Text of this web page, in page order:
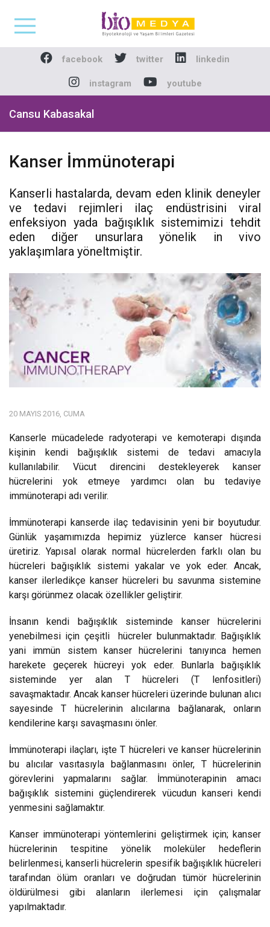
Biomedya -
facebook twitter linkedin
instagram youtube
Cansu Kabasakal
Kanser İmmünoterapi
Kanserli hastalarda, devam eden klinik deneyler
ve tedavi rejimleri ilaç endüstrisini viral
enfeksiyon yada bağışıklık sistemimizi tehdit
eden diğer unsurlara yönelik in vivo
yaklaşımlara yöneltmiştir.
20 MAYIS 2016, CUMA
Kanserle mücadelede radyoterapi ve kemoterapi dışında
kişinin kendi bağışıklık sistemi de tedavi amacıyla
kullanılabilir. Vücut direncini destekleyerek kanser
hücrelerini yok etmeye yardımcı olan bu tedaviye
immünoterapi adı verilir.
İmmünoterapi kanserde ilaç tedavisinin yeni bir boyutudur.
Günlük yaşamımızda hepimiz yüzlerce kanser hücresi
üretiriz. Yapısal olarak normal hücrelerden farklı olan bu
hücreleri bağışıklık sistemi yakalar ve yok eder. Ancak,
kanser ilerledikçe kanser hücreleri bu savunma sistemine
karşı görünmez olacak özellikler geliştirir.
İnsanın kendi bağışıklık sisteminde kanser hücrelerini
yenebilmesi için çeşitli hücreler bulunmaktadır. Bağışıklık
yani immün sistem kanser hücrelerini tanıyınca hemen
harekete geçerek hücreyi yok eder. Bunlarla bağışıklık
sisteminde yer alan T hücreleri (T lenfositleri)
savaşmaktadır. Ancak kanser hücreleri üzerinde bulunan alıcı
sayesinde T hücrelerinin alıcılarına bağlanarak, onların
kendilerine karşı savaşmasını önler.
İmmünoterapi ilaçları, işte T hücreleri ve kanser hücrelerinin
bu alıcılar vasıtasıyla bağlanmasını önler, T hücrelerinin
görevlerini yapmalarını sağlar. İmmünoterapinin amacı
bağışıklık sistemini güçlendirerek vücudun kanseri kendi
yenmesini sağlamaktır.
Kanser immünoterapi yöntemlerini geliştirmek için; kanser
hücrelerinin tespitine yönelik moleküler hedeflerin
belirlenmesi, kanserli hücrelerin spesifik bağışıklık hücreleri
tarafından ölüm oranları ve doğrudan tümör hücrelerinin
öldürülmesi gibi alanların ilerlemesi için çalışmalar
yapılmaktadır.